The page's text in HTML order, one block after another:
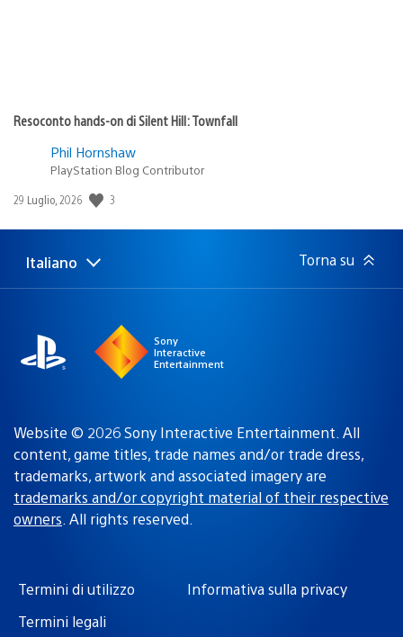
Resoconto hands-on di Silent Hill: Townfall
Phil Hornshaw
PlayStation Blog Contributor
Data
pubblicazione:
29 Luglio, 2026 3
Seleziona
una
Regione
attuale:
Italiano Torna su
Sony
Interactive
Entertainment
Website © 2026 Sony Interactive Entertainment. All
content, game titles, trade names and/or trade dress,
trademarks, artwork and associated imagery are
trademarks and/or copyright material of their respective
owners. All rights reserved.
Termini di utilizzo
Informativa sulla privacy
Termini legali